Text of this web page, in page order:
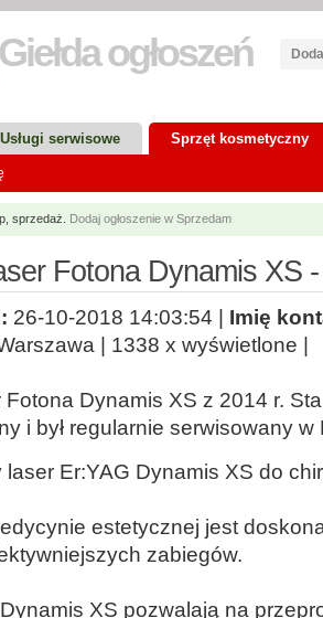
Giełdaogłoszeń
Usługi serwisowe Sprzęt kosmetyczny
sprzedaż. Dodaj ogłoszenie w Sprzedam
Fotona Dynamis XS
26-10-2018 14:03:54 | Imię
| 1338 x wyświetlone |
Dynamis XS z 2014 r.
i był regularnie serwisowany w
Er:YAG Dynamis XS do
estetycznej jest
zabiegów.
XS pozwalają na